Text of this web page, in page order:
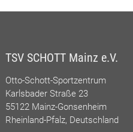
TSV SCHOTT Mainz e.V.
Otto-Schott-Sportzentrum
Karlsbader Straße 23
55122 Mainz-Gonsenheim
Rheinland-Pfalz, Deutschland